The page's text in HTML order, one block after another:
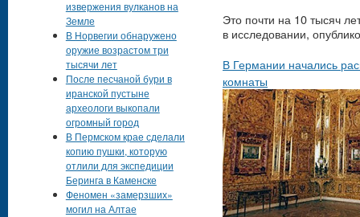
Это почти на 10 тысяч
в исследовании,
В Германии начались
комнаты
извержения вулканов на
Земле
В Норвегии обнаружено
оружие возрастом три
тысячи лет
После песчаной бури в
иранской пустыне
археологи выкопали
огромный город
В Пермском крае сделали
копию пушки, которую
отлили для экспедиции
Беринга в Каменске
Феномен «замерзших»
могил на Алтае